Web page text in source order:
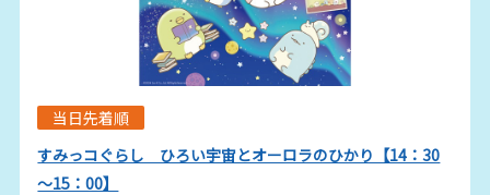
当日先着順
すみっコぐらし ひろい宇宙とオーロラのひかり【14：30
～15：00】